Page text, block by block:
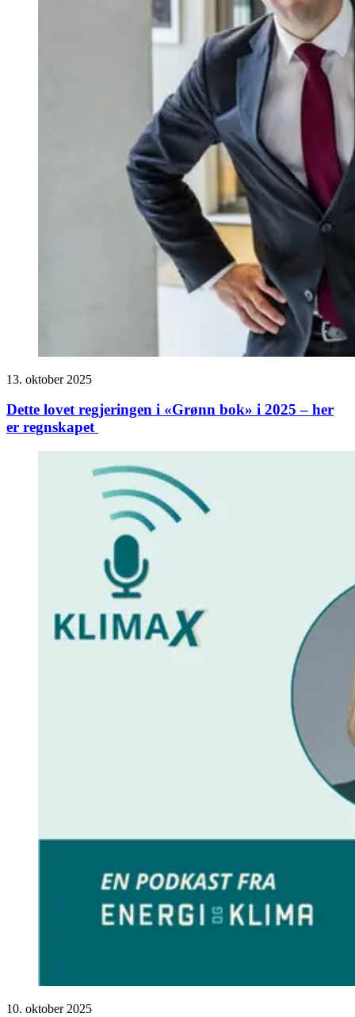
13. oktober 2025
Dette lovet regjeringen i «Grønn bok» i 2025 – her
er regnskapet
10. oktober 2025